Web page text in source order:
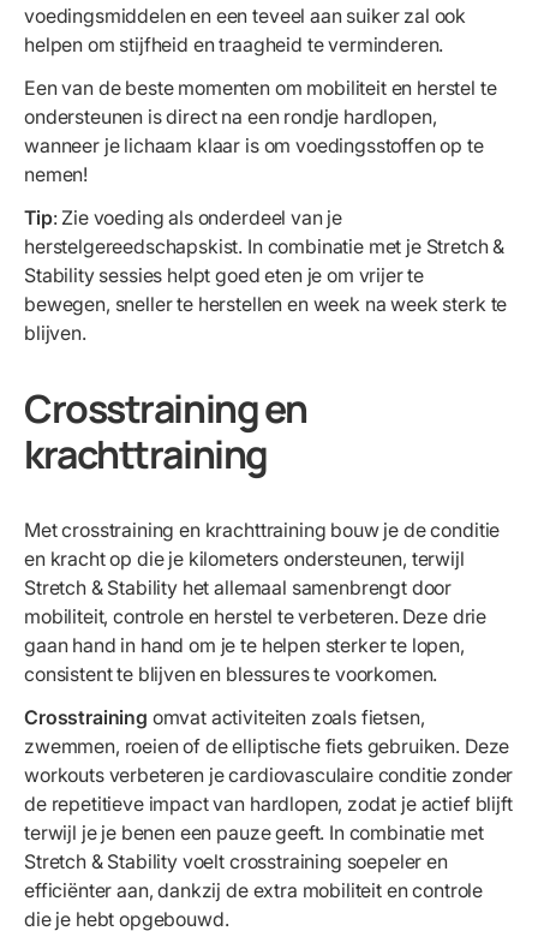
voedingsmiddelen en een teveel aan suiker zal ook
helpen om stijfheid en traagheid te verminderen.
Een van de beste momenten om mobiliteit en herstel te
ondersteunen is direct na een rondje hardlopen,
wanneer je lichaam klaar is om voedingsstoffen op te
nemen!
Tip: Zie voeding als onderdeel van je
herstelgereedschapskist. In combinatie met je Stretch &
Stability sessies helpt goed eten je om vrijer te
bewegen, sneller te herstellen en week na week sterk te
blijven.
Crosstraining en
krachttraining
Met crosstraining en krachttraining bouw je de conditie
en kracht op die je kilometers ondersteunen, terwijl
Stretch & Stability het allemaal samenbrengt door
mobiliteit, controle en herstel te verbeteren. Deze drie
gaan hand in hand om je te helpen sterker te lopen,
consistent te blijven en blessures te voorkomen.
Crosstraining omvat activiteiten zoals fietsen,
zwemmen, roeien of de elliptische fiets gebruiken. Deze
workouts verbeteren je cardiovasculaire conditie zonder
de repetitieve impact van hardlopen, zodat je actief blijft
terwijl je je benen een pauze geeft. In combinatie met
Stretch & Stability voelt crosstraining soepeler en
efficiënter aan, dankzij de extra mobiliteit en controle
die je hebt opgebouwd.